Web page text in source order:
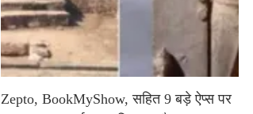
Zepto, BookMyShow, सहित 9 बड़े ऐप्स पर